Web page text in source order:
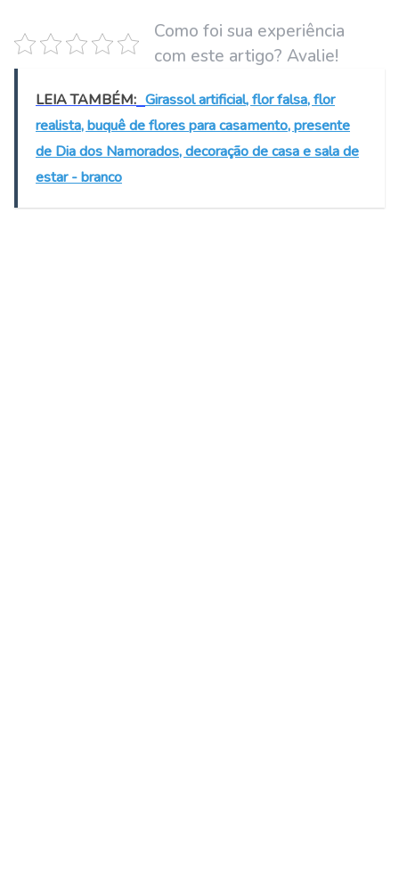
Como foi sua experiência
com este artigo? Avalie!
LEIA TAMBÉM: Girassol artificial, flor falsa, flor
realista, buquê de flores para casamento, presente
de Dia dos Namorados, decoração de casa e sala de
estar - branco